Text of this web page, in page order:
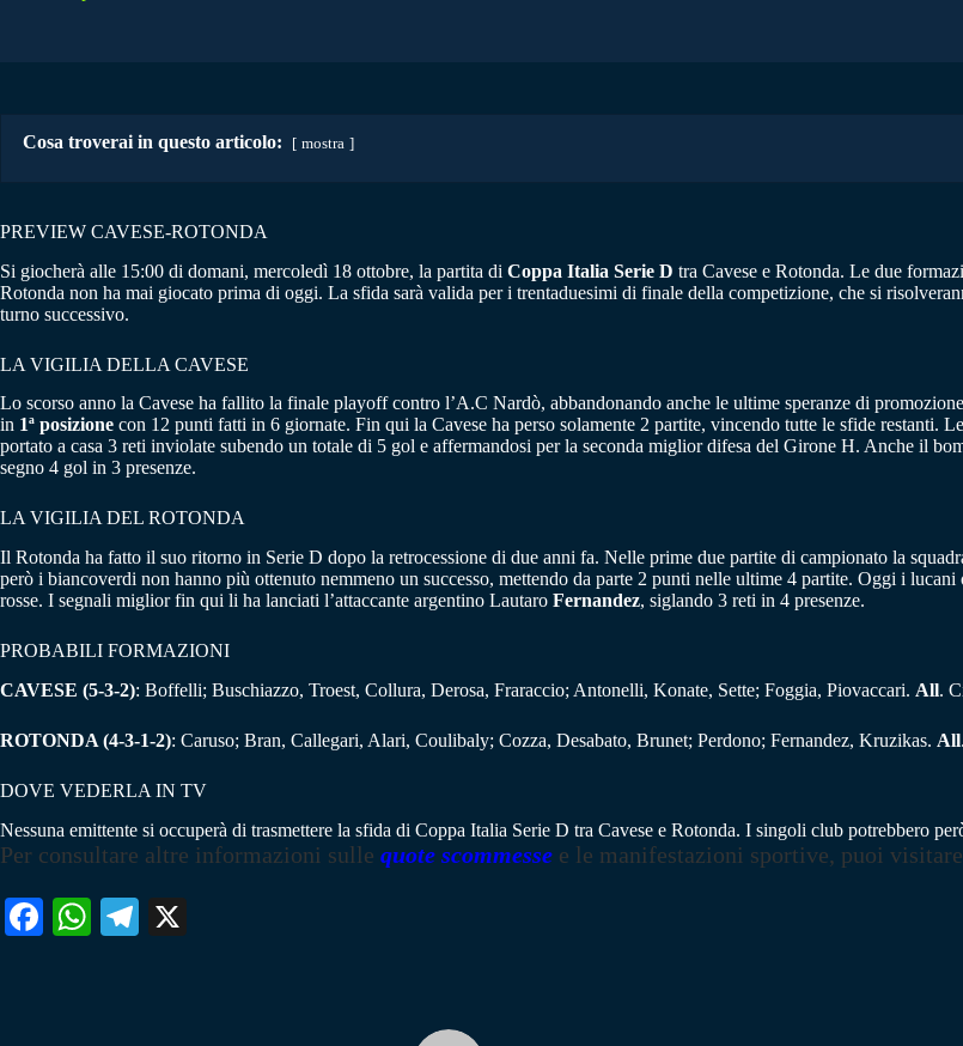
Cosa troverai in questo articolo: mostra
PREVIEW CAVESE-ROTONDA
Si giocherà alle 15:00 di domani, mercoledì 18 ottobre, la partita di Coppa Italia Serie D tra Cavese e Rotonda. Le due
Rotonda non ha mai giocato prima di oggi. La sfida sarà valida per i trentaduesimi di finale della competizione, che si
turno successivo.
LA VIGILIA DELLA CAVESE
Lo scorso anno la Cavese ha fallito la finale playoff contro l’A.C Nardò, abbandonando anche le ultime speranze di
in 1ª posizione con 12 punti fatti in 6 giornate. Fin qui la Cavese ha perso solamente 2 partite, vincendo tutte le sfide restanti.
portato a casa 3 reti inviolate subendo un totale di 5 gol e affermandosi per la seconda miglior difesa del Girone H. Anche il
segno 4 gol in 3 presenze.
LA VIGILIA DEL ROTONDA
Il Rotonda ha fatto il suo ritorno in Serie D dopo la retrocessione di due anni fa. Nelle prime due partite di campionato la
però i biancoverdi non hanno più ottenuto nemmeno un successo, mettendo da parte 2 punti nelle ultime 4 partite. Oggi i lucani
rosse. I segnali miglior fin qui li ha lanciati l’attaccante argentino Lautaro Fernandez, siglando 3 reti in 4 presenze.
PROBABILI FORMAZIONI
CAVESE (5-3-2): Boffelli; Buschiazzo, Troest, Collura, Derosa, Fraraccio; Antonelli, Konate, Sette; Foggia, Piovaccari. All.
ROTONDA (4-3-1-2): Caruso; Bran, Callegari, Alari, Coulibaly; Cozza, Desabato, Brunet; Perdono; Fernandez, Kruzikas. All
DOVE VEDERLA IN TV
Nessuna emittente si occuperà di trasmettere la sfida di Coppa Italia Serie D tra Cavese e Rotonda. I singoli club potrebbero
Per consultare altre informazioni sulle quote scommesse e le manifestazioni sportive, puoi
Fa W
Te